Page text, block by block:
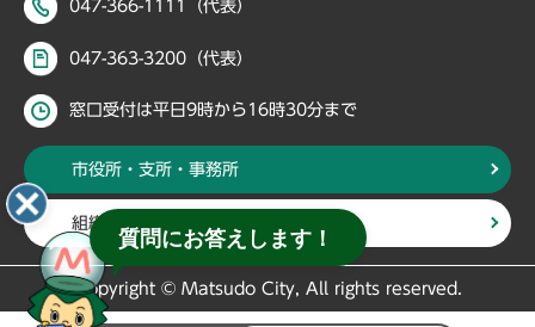
047-366-1111（代表）
047-363-3200（代表）
窓口受付は平日9時から16時30分まで
市役所・支所・事務所
組織・部署から探す
Copyright © Matsudo City, All rights reserved.
質問にお答えします！